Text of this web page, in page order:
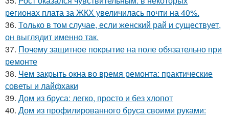
регионах плата за ЖКХ увеличилась почти на 40%.
36. Только в том случае, если женский рай и существует,
он выглядит именно так.
37. Почему защитное покрытие на поле обязательно при
ремонте
38. Чем закрыть окна во время ремонта: практические
советы и лайфхаки
39. Дом из бруса: легко, просто и без хлопот
40. Дом из профилированного бруса своими руками: